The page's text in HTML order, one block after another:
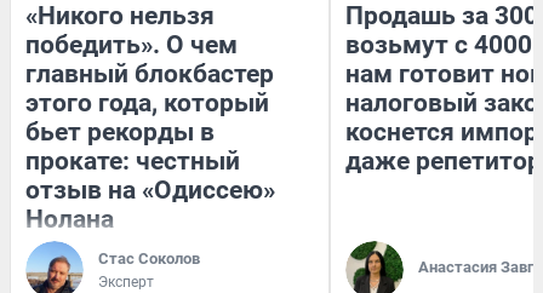
«Никого нельзя
победить». О чем
главный блокбастер
этого года, который
бьет рекорды в
прокате: честный
отзыв на «Одиссею»
Нолана
Стас Соколов
Эксперт
Продашь за
возьмут с
нам готовит
налоговый
коснется
даже
Анастасия